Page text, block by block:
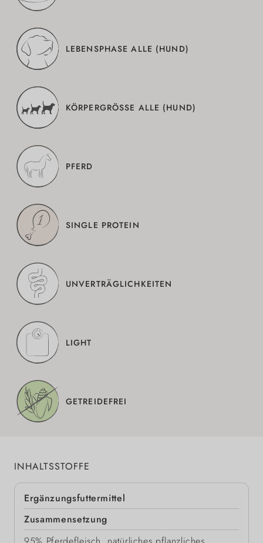
LEBENSPHASE ALLE (HUND)
KÖRPERGRÖSSE ALLE (HUND)
PFERD
SINGLE PROTEIN
UNVERTRÄGLICHKEITEN
LIGHT
GETREIDEFREI
INHALTSSTOFFE
Ergänzungsfuttermittel
Zusammensetzung